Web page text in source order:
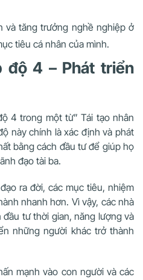
và tăng trưởng nghề nghiệp ở
tiêu cá nhân của mình.
độ 4 – Phát triển
4 trong một từ” Tái tạo nhân
này chính là xác định và phát
bằng cách đầu tư để giúp họ
đạo tài ba.
ra đời, các mục tiêu, nhiệm
nhanh hơn. Vì vậy, các nhà
tư thời gian, năng lượng và
những người khác trở thành
mạnh vào con người và các